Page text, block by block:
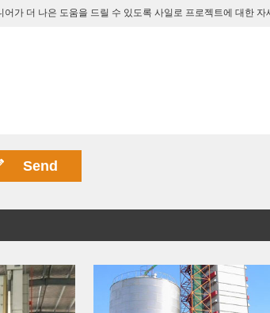
어가 더 나은 도움을 드릴 수 있도록 사일로 프로젝트에 대한